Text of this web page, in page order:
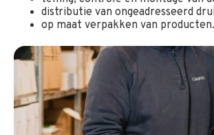
distributie van ongeadresseerd
op maat verpakken van producten.